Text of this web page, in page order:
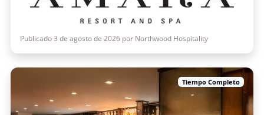
Publicado 3 de agosto de 2026 por Northwood Hospitality
Tiempo Completo